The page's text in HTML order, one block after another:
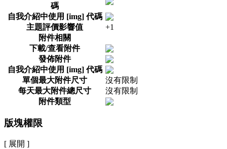
碼
自我介紹中使用 [img] 代碼
主題評價影響值
+1
附件相關
下載/查看附件
發佈附件
自我介紹中使用 [img] 代碼
單個最大附件尺寸
沒有限制
每天最大附件總尺寸
沒有限制
附件類型
版塊權限
[ 展開 ]